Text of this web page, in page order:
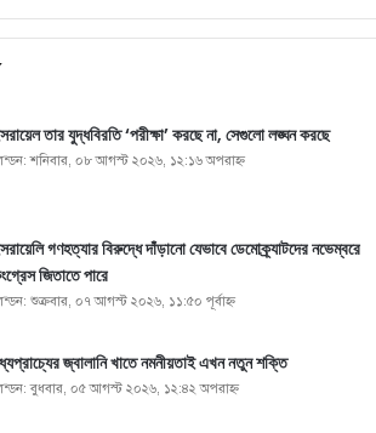
তার যুদ্ধবিরতি ‘পরীক্ষা’ করছে না, সেগুলো লঙ্ঘন করছে
শনিবার, ০৮ আগস্ট ২০২৬, ১২:১৬ অপরাহ্ণ
গণহত্যার বিরুদ্ধে দাঁড়ানো যেভাবে ডেমোক্র্যাটদের নভেম্বরে
জিতাতে পারে
শুক্রবার, ০৭ আগস্ট ২০২৬, ১১:৫০ পূর্বাহ্ণ
জ্বালানি খাতে নমনীয়তাই এখন নতুন শক্তি
বুধবার, ০৫ আগস্ট ২০২৬, ১২:৪২ অপরাহ্ণ